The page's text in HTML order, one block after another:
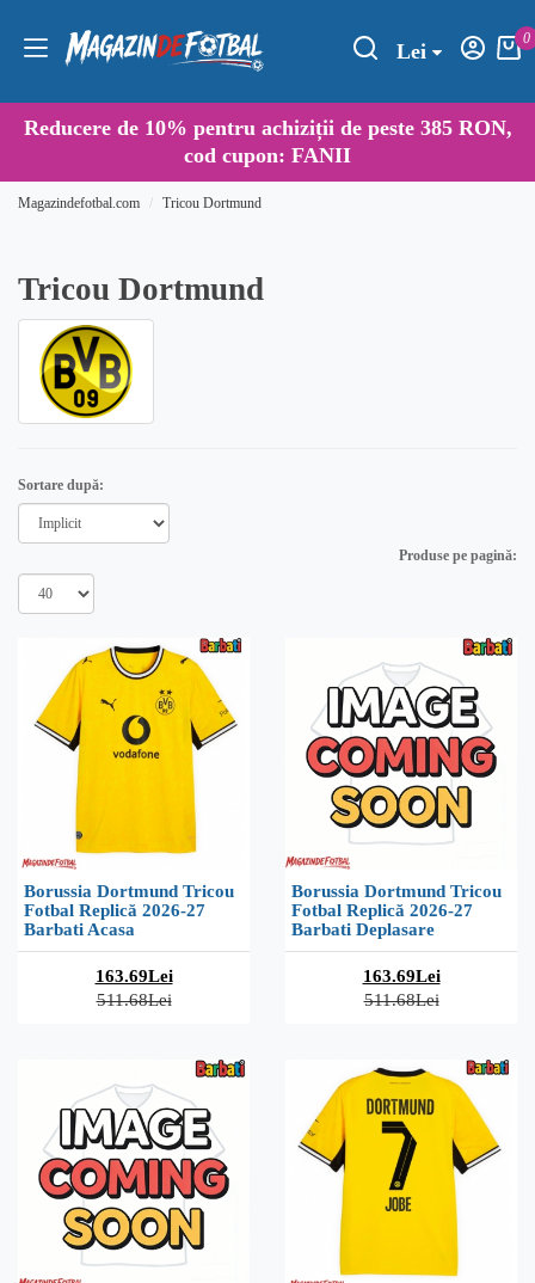
Lei
0
Reducere de 10% pentru achiziții de peste 385 RON,
cod cupon: FANII
Magazindefotbal.com Tricou Dortmund
Tricou Dortmund
Sortare după:
Produse pe pagină:
Borussia Dortmund Tricou
Fotbal Replică 2026-27
Barbati Acasa
163.69Lei
511.68Lei
Borussia Dortmund Tricou
Fotbal Replică 2026-27
Barbati Deplasare
163.69Lei
511.68Lei